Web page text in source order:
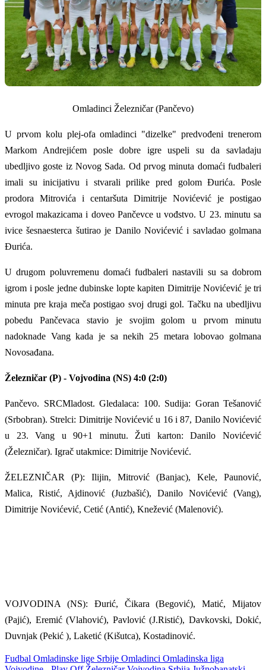
Omladinci Železničar (Pančevo)
U prvom kolu plej-ofa omladinci "dizelke" predvođeni trenerom
Markom Andrejićem posle dobre igre uspeli su da savladaju
ubedljivo goste iz Novog Sada. Od prvog minuta domaći fudbaleri
imali su inicijativu i stvarali prilike pred golom Đurića. Posle
prodora Mitrovića i centaršuta Dimitrije Novićević je postigao
evrogol makazicama i doveo Pančevce u vođstvo. U 23. minutu sa
ivice šesnaesterca šutirao je Danilo Novićević i savladao golmana
Đurića.
U drugom poluvremenu domaći fudbaleri nastavili su sa dobrom
igrom i posle jedne dubinske lopte kapiten Dimitrije Novićević je tri
minuta pre kraja meča postigao svoj drugi gol. Tačku na ubedljivu
pobedu Pančevaca stavio je svojim golom u prvom minutu
nadoknade Vang kada je sa nekih 25 metara lobovao golmana
Novosađana.
Železničar (P) - Vojvodina (NS) 4:0 (2:0)
Pančevo. SRCMladost. Gledalaca: 100. Sudija: Goran Tešanović
(Srbobran). Strelci: Dimitrije Novićević u 16 i 87, Danilo Novićević
u 23. Vang u 90+1 minutu. Žuti karton: Danilo Novićević
(Železničar). Igrač utakmice: Dimitrije Novićević.
ŽELEZNIČAR (P): Ilijin, Mitrović (Banjac), Kele, Paunović,
Malica, Ristić, Ajdinović (Juzbašić), Danilo Novićević (Vang),
Dimitrije Novićević, Cetić (Antić), Knežević (Malenović).
VOJVODINA (NS): Đurić, Čikara (Begović), Matić, Mijatov
(Pajić), Eremić (Vlahović), Pavlović (J.Ristić), Davkovski, Dokić,
Duvnjak (Pekić ), Laketić (Kišutca), Kostadinović.
Fudbal Omladinske lige Srbije Omladinci Omladinska liga